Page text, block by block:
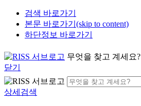
검색 바로가기
본문 바로가기(skip to content)
하단정보 바로가기
무엇을 찾고 계세요?
닫기
상세검색